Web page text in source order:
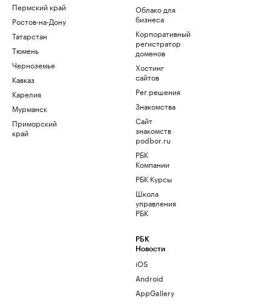
Пермский край
Ростов-на-Дону
Татарстан
Тюмень
Черноземье
Кавказ
Карелия
Мурманск
Приморский
край
Облако для
бизнеса
Корпоративный
регистратор
доменов
Хостинг
сайтов
Рег.решения
Знакомства
Сайт
знакомств
podbor.ru
РБК
Компании
РБК Курсы
Школа
управления
РБК
РБК
Новости
iOS
Android
AppGallery